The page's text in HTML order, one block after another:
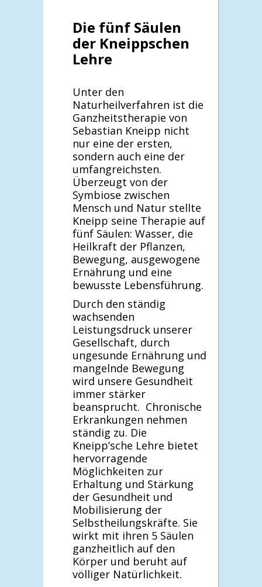
Die fünf Säulen
der Kneippschen
Lehre
Unter den
Naturheilverfahren ist die
Ganzheitstherapie von
Sebastian Kneipp nicht
nur eine der ersten,
sondern auch eine der
umfangreichsten.
Überzeugt von der
Symbiose zwischen
Mensch und Natur stellte
Kneipp seine Therapie auf
fünf Säulen: Wasser, die
Heilkraft der Pflanzen,
Bewegung, ausgewogene
Ernährung und eine
bewusste Lebensführung.
Durch den ständig
wachsenden
Leistungsdruck unserer
Gesellschaft, durch
ungesunde Ernährung und
mangelnde Bewegung
wird unsere Gesundheit
immer stärker
beansprucht. Chronische
Erkrankungen nehmen
ständig zu. Die
Kneipp’sche Lehre bietet
hervorragende
Möglichkeiten zur
Erhaltung und Stärkung
der Gesundheit und
Mobilisierung der
Selbstheilungskräfte. Sie
wirkt mit ihren 5 Säulen
ganzheitlich auf den
Körper und beruht auf
völliger Natürlichkeit.